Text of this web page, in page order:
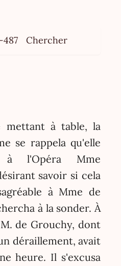
Chercher
mettant à table, la
se rappela qu'elle
l'Opéra Mme
savoir si cela
à Mme de
à la sonder. À
de Grouchy, dont
déraillement, avait
heure. Il s'excusa